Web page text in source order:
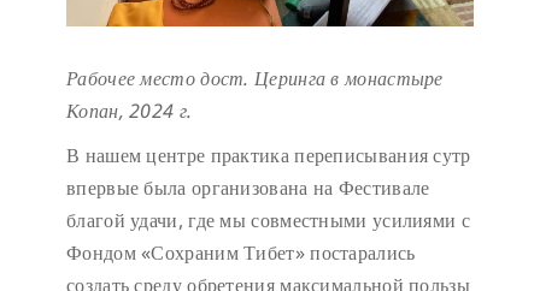
Рабочее место дост. Церинга в монастыре
Копан, 2024 г.
В нашем центре практика переписывания сутр
впервые была организована на Фестивале
благой удачи, где мы совместными усилиями с
Фондом «Сохраним Тибет» постарались
создать среду обретения максимальной пользы